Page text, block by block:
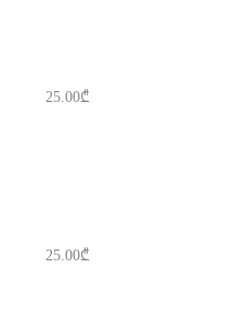
25.00₾
25.00₾